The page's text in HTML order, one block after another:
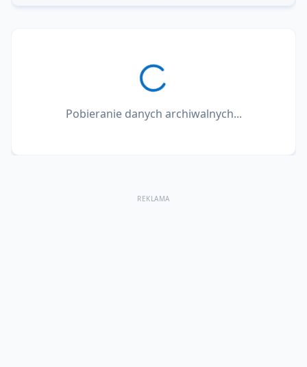
Pobieranie danych archiwalnych...
REKLAMA